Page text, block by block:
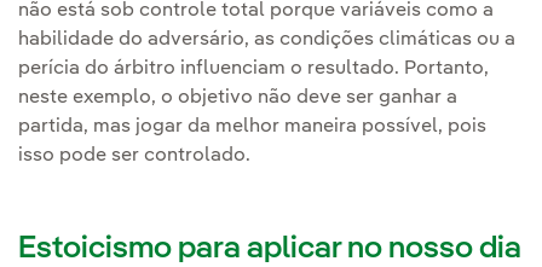
não está sob controle total porque variáveis como a
habilidade do adversário, as condições climáticas ou a
perícia do árbitro influenciam o resultado. Portanto,
neste exemplo, o objetivo não deve ser ganhar a
partida, mas jogar da melhor maneira possível, pois
isso pode ser controlado.
Estoicismo para aplicar no nosso dia